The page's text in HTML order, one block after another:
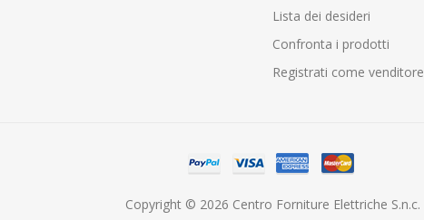
Lista dei desideri
Confronta i prodotti
Registrati come venditore
Copyright © 2026 Centro Forniture Elettriche S.n.c.